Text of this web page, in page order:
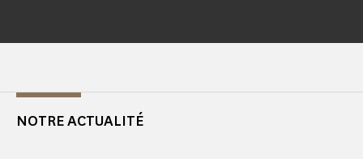
NOTRE ACTUALITÉ